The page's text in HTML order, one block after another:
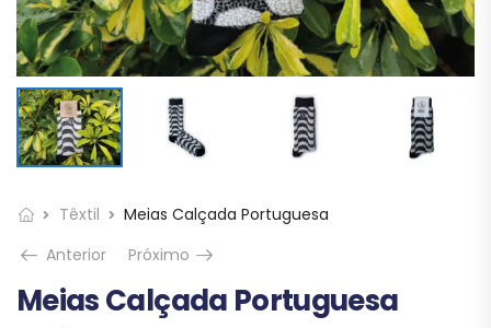
Têxtil
Meias Calçada Portuguesa
Anterior
Próximo
Meias Calçada Portuguesa